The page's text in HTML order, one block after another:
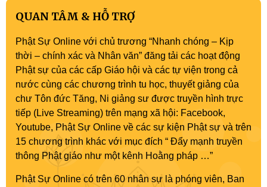
QUAN TÂM & HỖ TRỢ
Phật Sự Online với chủ trương “Nhanh chóng – Kịp
thời – chính xác và Nhân văn” đăng tải các hoạt động
Phật sự của các cấp Giáo hội và các tự viện trong cả
nước cùng các chương trình tu học, thuyết giảng của
chư Tôn đức Tăng, Ni giảng sư được truyền hình trực
tiếp (Live Streaming) trên mạng xã hội: Facebook,
Youtube, Phật Sự Online về các sự kiện Phật sự và trên
15 chương trình khác với mục đích “ Đẩy mạnh truyền
thông Phật giáo như một kênh Hoằng pháp …”
Phật Sự Online có trên 60 nhân sự là phóng viên, Ban